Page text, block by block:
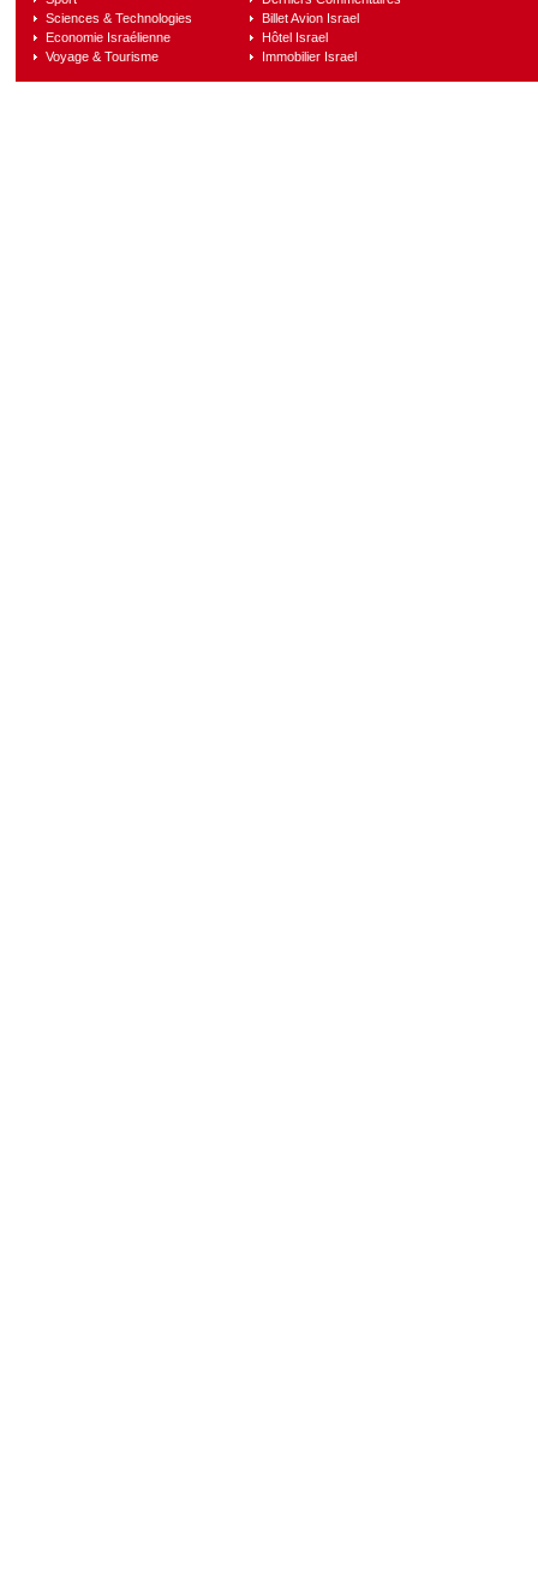
Sciences & Technologies
Economie Israélienne
Voyage & Tourisme
Billet Avion Israel
Hôtel Israel
Immobilier Israel